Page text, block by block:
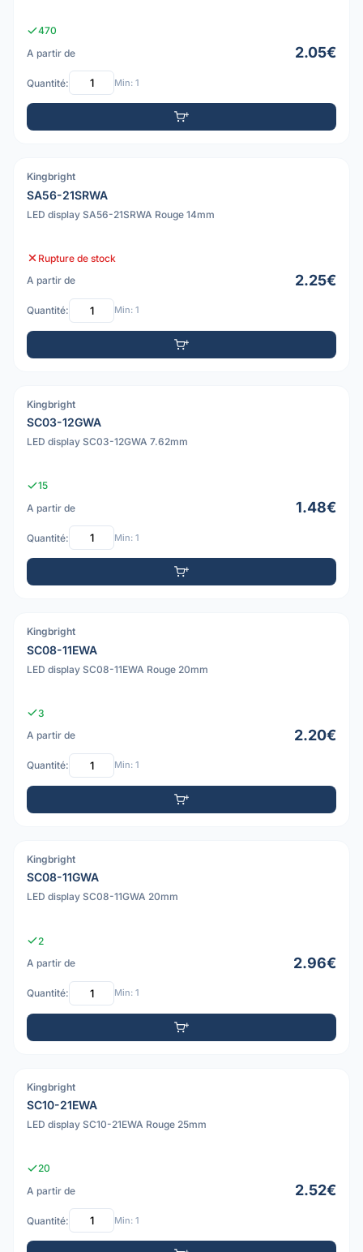
470
A partir de
2.05€
Quantité: Min: 1
PDF
Kingbright
SA56-21SRWA
LED display SA56-21SRWA Rouge 14mm
Rupture de stock
A partir de
2.25€
Quantité: Min: 1
PDF
Kingbright
SC03-12GWA
LED display SC03-12GWA 7.62mm
15
A partir de
1.48€
Quantité: Min: 1
PDF
Kingbright
SC08-11EWA
LED display SC08-11EWA Rouge 20mm
3
A partir de
2.20€
Quantité: Min: 1
PDF
Kingbright
SC08-11GWA
LED display SC08-11GWA 20mm
2
A partir de
2.96€
Quantité: Min: 1
PDF
Kingbright
SC10-21EWA
LED display SC10-21EWA Rouge 25mm
20
A partir de
2.52€
Quantité: Min: 1